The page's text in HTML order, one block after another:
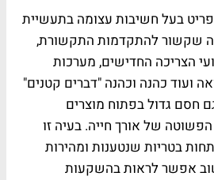
בעל חשיבות עצומה בתעשיית
שקשור להתקדמות התקשורת,
הצריכה החדישים, מערכות
ועוד כהנה וכהנה "דברים קטנים"
חסם גדול בפתוח מוצרים
של אורך חייה. בעיה זו
בטריות שנטענות ומהירות
אפשר לראות בהשקעות